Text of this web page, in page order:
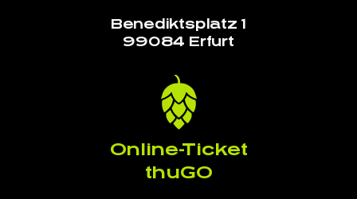
Benediktsplatz 1
99084 Erfurt
Online-Ticket
thuGO